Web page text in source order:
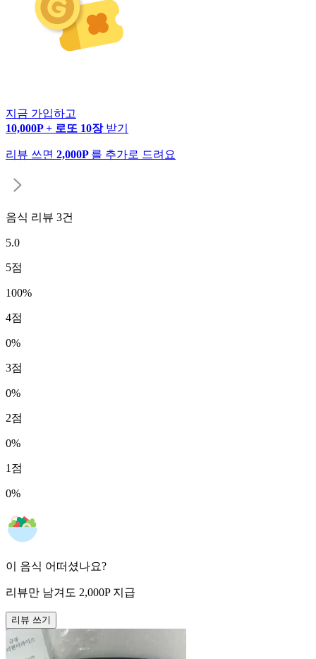
지금 가입하고
10,000P + 로또 10장 받기
리뷰 쓰면 2,000P 를 추가로 드려요
음식 리뷰 3건
5.0
5점
100%
4점
0%
3점
0%
2점
0%
1 점
0%
이 음식 어떠셨나요?
리뷰만 남겨도 2,000P 지급
리뷰 쓰기